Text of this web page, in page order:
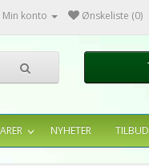
Min konto Ønskeliste (0)
NYHETER TILBUD